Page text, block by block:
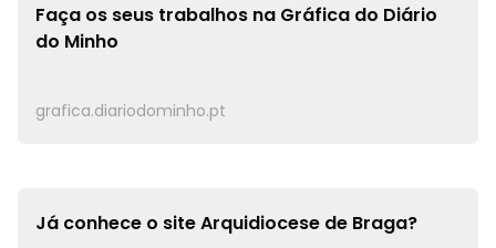
Faça os seus trabalhos na Gráfica do Diário
do Minho
grafica.diariodominho.pt
Já conhece o siteArquidiocese de Braga?